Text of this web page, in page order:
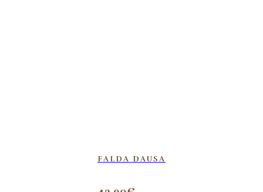
FALDA DAUSA